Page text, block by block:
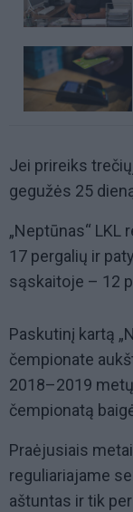
Jei prireiks
gegužės 25
„Neptūnas“
17 pergalių ir
sąskaitoje – 12
Paskutinį kartą
čempionate
2018–2019
čempionatą
Praėjusiais
reguliariajame
aštuntas ir tik